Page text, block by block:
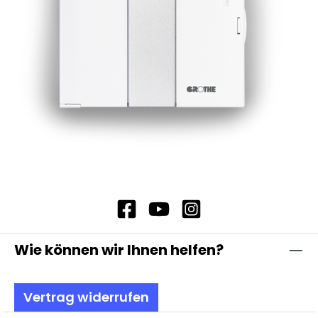
Wie können wir Ihnen helfen?
Vertrag widerrufen